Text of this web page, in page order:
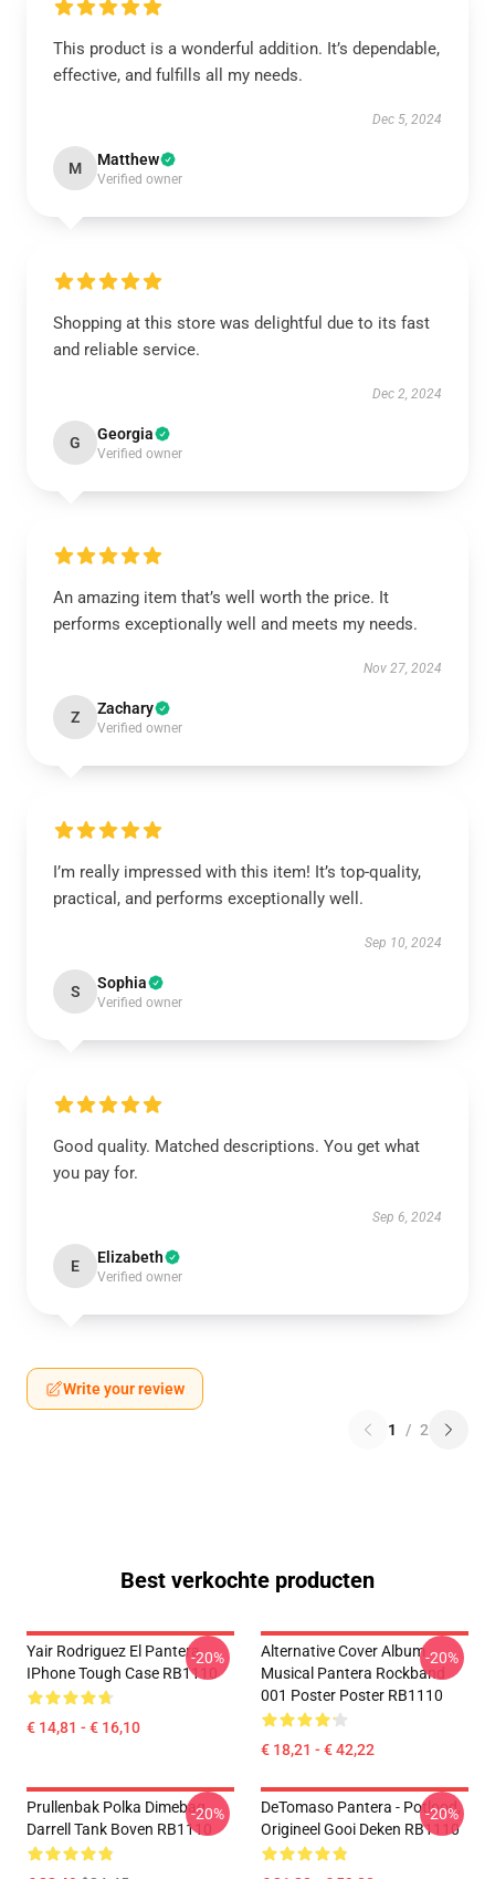
This product is a wonderful addition. It’s dependable,
effective, and fulfills all my needs.
Dec 5, 2024
M Matthew
Verified owner
Shopping at this store was delightful due to its fast
and reliable service.
Dec 2, 2024
G Georgia
Verified owner
An amazing item that’s well worth the price. It
performs exceptionally well and meets my needs.
Nov 27, 2024
Z Zachary
Verified owner
I’m really impressed with this item! It’s top-quality,
practical, and performs exceptionally well.
Sep 10, 2024
S Sophia
Verified owner
Good quality. Matched descriptions. You get what
you pay for.
Sep 6, 2024
E Elizabeth
Verified owner
Write your review
1 / 2
Best verkochte producten
Yair Rodriguez El Pantera
IPhone Tough Case RB1110
€ 14,81 - € 16,10
-20%
Alternative Cover Album
Musical Pantera Rockband
001 Poster Poster RB1110
€ 18,21 - € 42,22
-20%
Prullenbak Polka Dimebag
Darrell Tank Boven RB1110
-20%
DeTomaso Pantera - Potlood,
Origineel Gooi Deken RB1110
-20%